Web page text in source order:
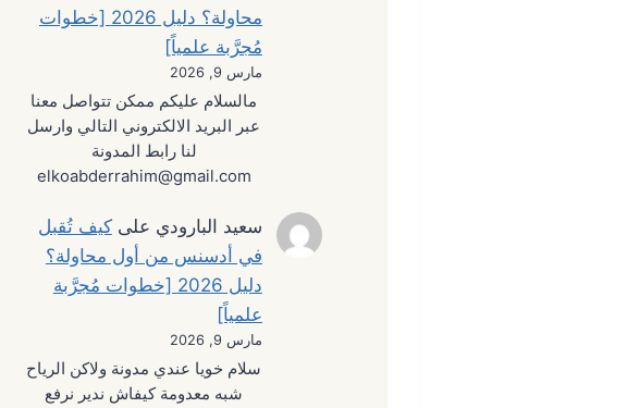
محاولة؟ دليل 2026 [خطوات
مُجرَّبة علمياً]
مارس 9, 2026
مالسلام عليكم ممكن تتواصل معنا
عبر البريد الالكتروني التالي وارسل
لنا رابط المدونة
elkoabderrahim@gmail.com
سعيد البارودي علىكيف تُقبل
في أدسنس من أول محاولة؟
دليل 2026 [خطوات مُجرَّبة
علمياً]
مارس 9, 2026
سلام خويا عندي مدونة ولاكن الرياح
شبه معدومة كيفاش ندير نرفع